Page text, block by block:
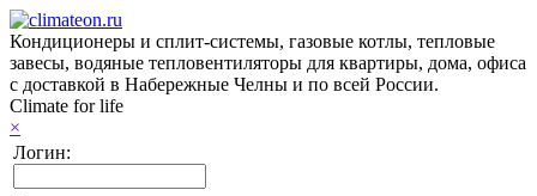
Кондиционеры и сплит-системы, газовые котлы, тепловые
завесы, водяные тепловентиляторы для квартиры, дома, офиса
с доставкой в Набережные Челны и по всей России.
Climate for life
×
Логин: